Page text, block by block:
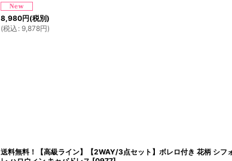
8,980円(税別)
(税込 : 9,878円)
送料無料！【高級ライン】【2WAY/3点セット】ボレロ付き 花柄 シフ